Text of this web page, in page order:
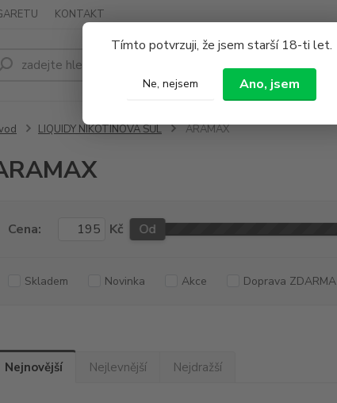
Tímto potvrzuji, že jsem starší 18-ti let.
Ne, nejsem Ano, jsem
KONTAKT
Hledat
LIQUIDY NIKOTINOVÁ SŮL ARAMAX
Cena: Kč Od
Skladem Novinka Akce Doprava ZDARMA
Nejnovější Nejlevnější Nejdražší